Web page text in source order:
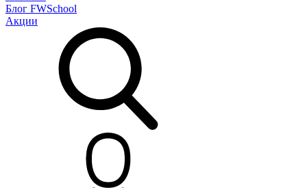
Блог FWSchool
Акции